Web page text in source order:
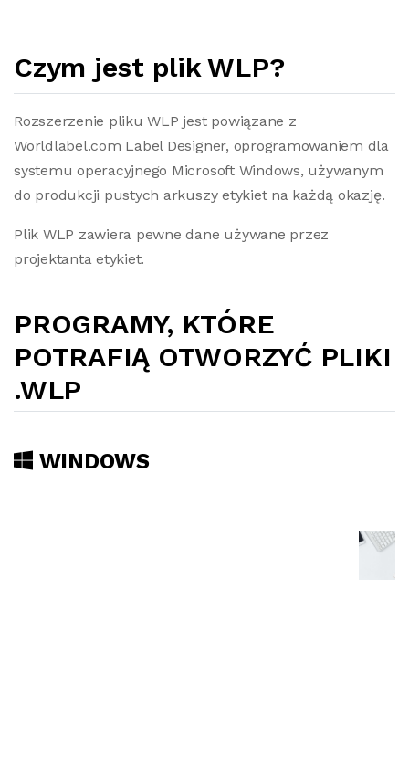
Czym jest plik WLP?
Rozszerzenie pliku WLP jest powiązane z
Worldlabel.com Label Designer, oprogramowaniem dla
systemu operacyjnego Microsoft Windows, używanym
do produkcji pustych arkuszy etykiet na każdą okazję.
Plik WLP zawiera pewne dane używane przez
projektanta etykiet.
PROGRAMY, KTÓRE
POTRAFIĄ OTWORZYĆ PLIKI
.WLP
WINDOWS